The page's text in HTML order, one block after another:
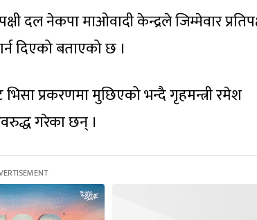
दल नेकपा माओवादी केन्द्रले जिम्मेवार
दिएको बताएको छ ।
प्रकरणमा मुछिएको भन्दै गृहमन्त्री रमेश
गरेका छन् ।